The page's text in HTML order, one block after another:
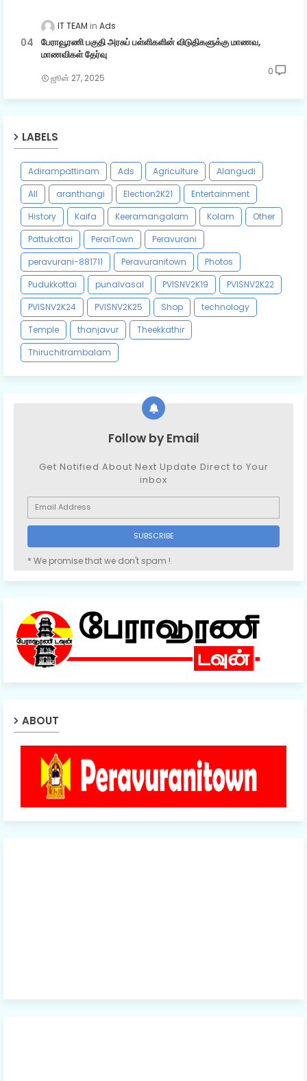
IT TEAM Ads
பேராவூரணி பகுதி அரசுப் பள்ளிகளின் விடுதிகளுக்கு மாணவ,
மாணவிகள் தேர்வு
ஜூன் 27, 2025
0
LABELS
Adirampattinam Ads Agriculture
Alangudi
All
aranthangi Election2K21
Entertainment
History
Kaifa Keeramangalam Kolam
Other
Pattukottai
PeraiTown
Peravurani
peravurani-881711
Peravuranitown
Photos
Pudukkottai
punalvasal PVISNV2K19
PVISNV2K22
PVISNV2K24
PVISNV2K25 Shop
technology
Temple
thanjavur
Theekkathir
Thiruchitrambalam
Follow by Email
Get Notified About Next Update Direct to Your
inbox
* We promise that we don't spam !
ABOUT